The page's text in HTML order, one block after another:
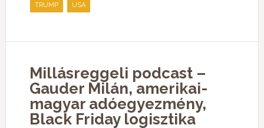
TRUMP , USA
Millásreggeli podcast –
Gauder Milán, amerikai-
magyar adóegyezmény,
Black Friday logisztika